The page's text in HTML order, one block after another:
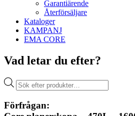
Garantiärende
Återförsäljare
Kataloger
KAMPANJ
EMA CORE
Vad letar du efter?
Produktsökning
Förfrågan: